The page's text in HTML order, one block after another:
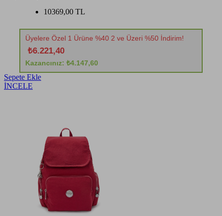
10369,00 TL
Üyelere Özel 1 Ürüne %40 2 ve Üzeri %50 İndirim!
₺6.221,40
Kazancınız: ₺4.147,60
Sepete Ekle
İNCELE